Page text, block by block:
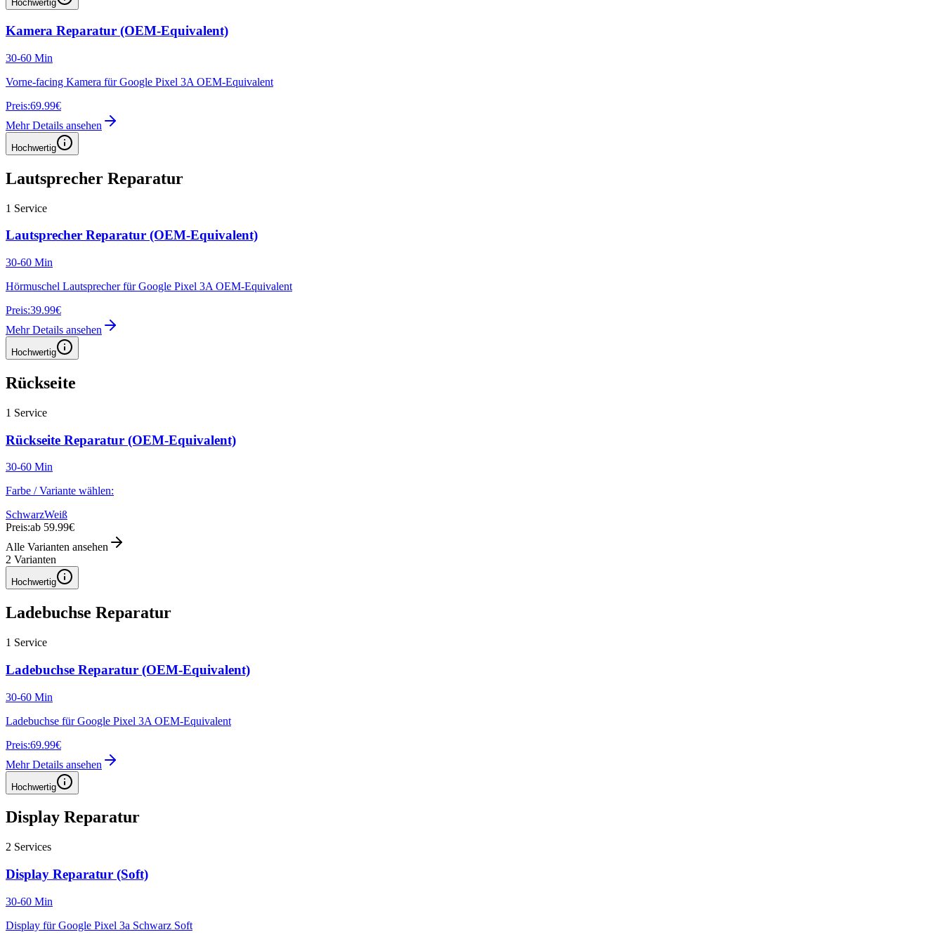
Hochwertig
Kamera Reparatur (OEM-Equivalent)
30-60 Min
Vorne-facing Kamera für Google Pixel 3A OEM-Equivalent
Preis:69.99€
Mehr Details ansehen
Hochwertig
Lautsprecher Reparatur
1 Service
Lautsprecher Reparatur (OEM-Equivalent)
30-60 Min
Hörmuschel Lautsprecher für Google Pixel 3A OEM-Equivalent
Preis:39.99€
Mehr Details ansehen
Hochwertig
Rückseite
1 Service
Rückseite Reparatur (OEM-Equivalent)
30-60 Min
Farbe / Variante wählen:
SchwarzWeiß
Preis:ab 59.99€
Alle Varianten ansehen
2 Varianten
Hochwertig
Ladebuchse Reparatur
1 Service
Ladebuchse Reparatur (OEM-Equivalent)
30-60 Min
Ladebuchse für Google Pixel 3A OEM-Equivalent
Preis:69.99€
Mehr Details ansehen
Hochwertig
Display Reparatur
2 Services
Display Reparatur (Soft)
30-60 Min
Display für Google Pixel 3a Schwarz Soft